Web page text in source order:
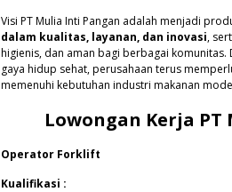
Visi PT Mulia Inti Pangan adalah menjadi
dalam kualitas, layanan, dan inovasi,
higienis, dan aman bagi berbagai
gaya hidup sehat, perusahaan terus
memenuhi kebutuhan industri makanan
Lowongan Kerja PT
Operator Forklift
Kualifikasi :